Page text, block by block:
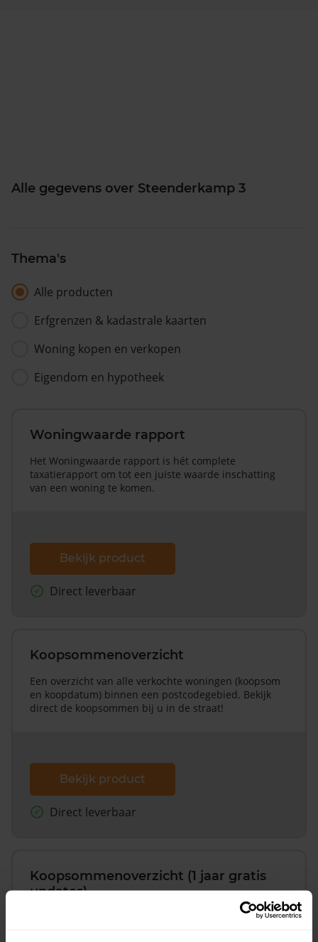
Alle gegevens over Steenderkamp 3
Thema's
Alle producten
Erfgrenzen & kadastrale kaarten
Woning kopen en verkopen
Eigendom en hypotheek
Woningwaarde rapport
Het Woningwaarde rapport is hét complete
taxatierapport om tot een juiste waarde inschatting
van een woning te komen.
Bekijk product
Direct leverbaar
Koopsommenoverzicht
Een overzicht van alle verkochte woningen (koopsom
en koopdatum) binnen een postcodegebied. Bekijk
direct de koopsommen bij u in de straat!
Bekijk product
Direct leverbaar
Koopsommenoverzicht (1 jaar gratis
updates)